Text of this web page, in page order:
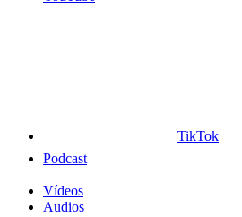
TikTok
Podcast
Vídeos
Audios